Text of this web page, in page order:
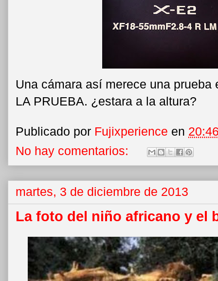
Una cámara así merece una prueba
LA PRUEBA. ¿estara a la altura?
Publicado por Fujixperience en
No hay comentarios:
martes, 3 de diciembre de 2013
La foto del niño africano y el